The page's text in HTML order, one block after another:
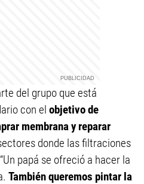
del grupo que está
con el objetivo de
membrana y reparar
donde las filtraciones
papá se ofreció a hacer la
También queremos pintar la